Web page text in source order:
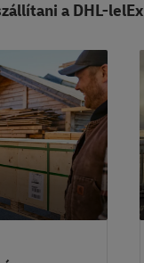
a DHL-lel